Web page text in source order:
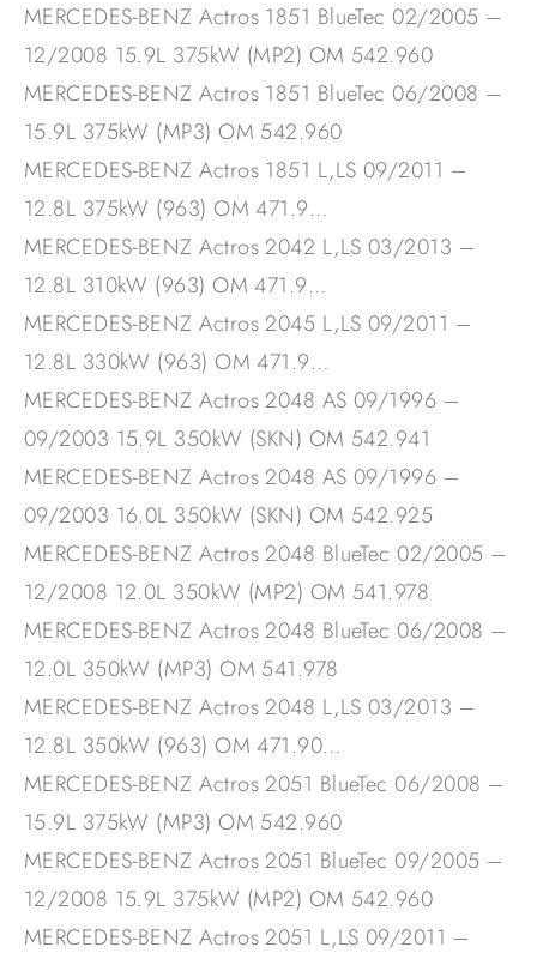
MERCEDES-BENZ Actros 1851 BlueTec 02/2005 –
12/2008 15.9L 375kW (MP2) OM 542.960
MERCEDES-BENZ Actros 1851 BlueTec 06/2008 –
15.9L 375kW (MP3) OM 542.960
MERCEDES-BENZ Actros 1851 L,LS 09/2011 –
12.8L 375kW (963) OM 471.9…
MERCEDES-BENZ Actros 2042 L,LS 03/2013 –
12.8L 310kW (963) OM 471.9…
MERCEDES-BENZ Actros 2045 L,LS 09/2011 –
12.8L 330kW (963) OM 471.9…
MERCEDES-BENZ Actros 2048 AS 09/1996 –
09/2003 15.9L 350kW (SKN) OM 542.941
MERCEDES-BENZ Actros 2048 AS 09/1996 –
09/2003 16.0L 350kW (SKN) OM 542.925
MERCEDES-BENZ Actros 2048 BlueTec 02/2005 –
12/2008 12.0L 350kW (MP2) OM 541.978
MERCEDES-BENZ Actros 2048 BlueTec 06/2008 –
12.0L 350kW (MP3) OM 541.978
MERCEDES-BENZ Actros 2048 L,LS 03/2013 –
12.8L 350kW (963) OM 471.90…
MERCEDES-BENZ Actros 2051 BlueTec 06/2008 –
15.9L 375kW (MP3) OM 542.960
MERCEDES-BENZ Actros 2051 BlueTec 09/2005 –
12/2008 15.9L 375kW (MP2) OM 542.960
MERCEDES-BENZ Actros 2051 L,LS 09/2011 –